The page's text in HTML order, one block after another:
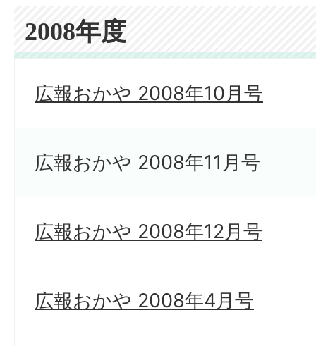
2008年度
広報おかや 2008年10月号
広報おかや 2008年11月号
広報おかや 2008年12月号
広報おかや 2008年4月号